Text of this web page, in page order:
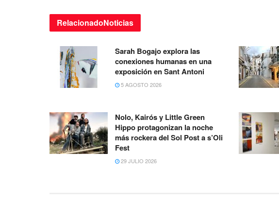
RelacionadoNoticias
Sarah Bogajo explora las
conexiones humanas en una
exposición en Sant Antoni
5 AGOSTO 2026
Nolo, Kairós y Little Green
Hippo protagonizan la noche
más rockera del Sol Post a s’Oli
Fest
29 JULIO 2026